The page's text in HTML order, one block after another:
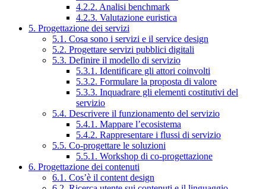
4.2.2. Analisi benchmark
4.2.3. Valutazione euristica
5. Progettazione dei servizi
5.1. Cosa sono i servizi e il service design
5.2. Progettare servizi pubblici digitali
5.3. Definire il modello di servizio
5.3.1. Identificare gli attori coinvolti
5.3.2. Formulare la proposta di valore
5.3.3. Inquadrare gli elementi costitutivi del
servizio
5.4. Descrivere il funzionamento del servizio
5.4.1. Mappare l’ecosistema
5.4.2. Rappresentare i flussi di servizio
5.5. Co-progettare le soluzioni
5.5.1. Workshop di co-progettazione
6. Progettazione dei contenuti
6.1. Cos’è il content design